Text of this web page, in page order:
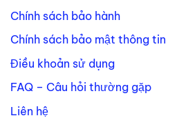
Chính sách bảo hành
Chính sách bảo mật thông tin
Điều khoản sử dụng
FAQ – Câu hỏi thường gặp
Liên hệ